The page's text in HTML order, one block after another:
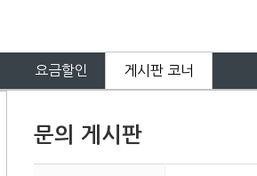
요금할인 게시판 코너
문의 게시판